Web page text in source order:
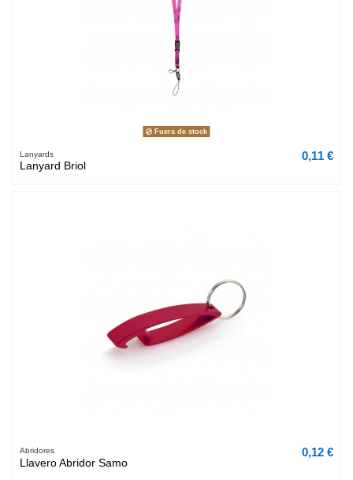
Fuera de stock
Lanyards
Lanyard Briol
0,11 €
Abridores
Llavero Abridor Samo
0,12 €